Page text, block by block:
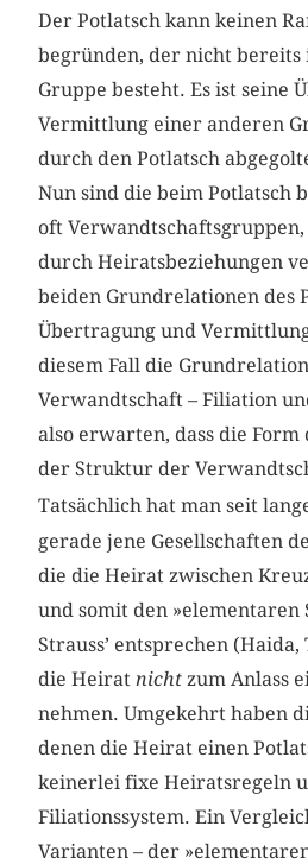
Der Potlatsch kann keinen
begründen, der nicht
Gruppe besteht. Es ist seine
Vermittlung einer anderen
durch den Potlatsch
Nun sind die beim Potlatsch
oft
durch Heiratsbeziehungen
beiden Grundrelationen des
Übertragung und
diesem Fall die
Verwandtschaft – Filiation
also erwarten, dass die Form
der Struktur der
Tatsächlich hat man seit
gerade jene Gesellschaften
die die Heirat zwischen
und somit den
Strauss’ entsprechen
die Heirat nicht zum Anlass
nehmen. Umgekehrt haben
denen die Heirat einen
keinerlei fixe Heiratsregeln
Filiationssystem. Ein
Varianten – der